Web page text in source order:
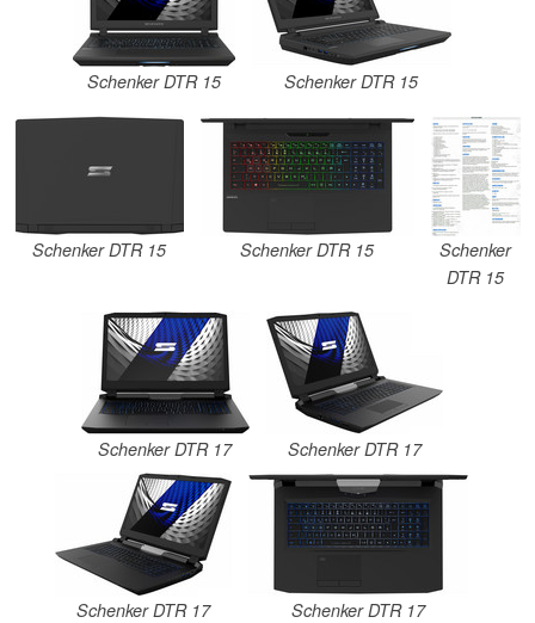
Schenker DTR 15 Schenker DTR 15
Schenker DTR 15 Schenker DTR 15
Schenker
DTR 15
Schenker DTR 17 Schenker DTR 17
Schenker DTR 17 Schenker DTR 17